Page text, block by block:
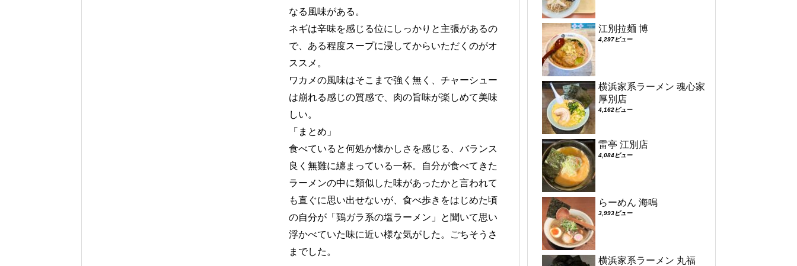
なる風味がある。
ネギは辛味を感じる位にしっかりと主張があるの
で、ある程度スープに浸してからいただくのがオ
ススメ。
ワカメの風味はそこまで強く無く、チャーシュー
は崩れる感じの質感で、肉の旨味が楽しめて美味
しい。
「まとめ」
食べていると何処か懐かしさを感じる、バランス
良く無難に纏まっている一杯。自分が食べてきた
ラーメンの中に類似した味があったかと言われて
も直ぐに思い出せないが、食べ歩きをはじめた頃
の自分が「鶏ガラ系の塩ラーメン」と聞いて思い
浮かべていた味に近い様な気がした。ごちそうさ
までした。
江別拉麺 博
4,297ビュー
横浜家系ラーメン 魂心家
厚別店
4,162ビュー
雷亭 江別店
4,084ビュー
らーめん 海鳴
3,993ビュー
横浜家系ラーメン 丸福